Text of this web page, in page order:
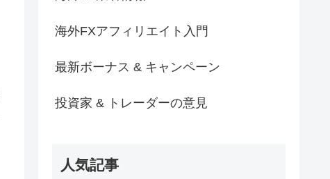
海外FXアフィリエイト入門
最新ボーナス & キャンペーン
投資家 & トレーダーの意見
人気記事